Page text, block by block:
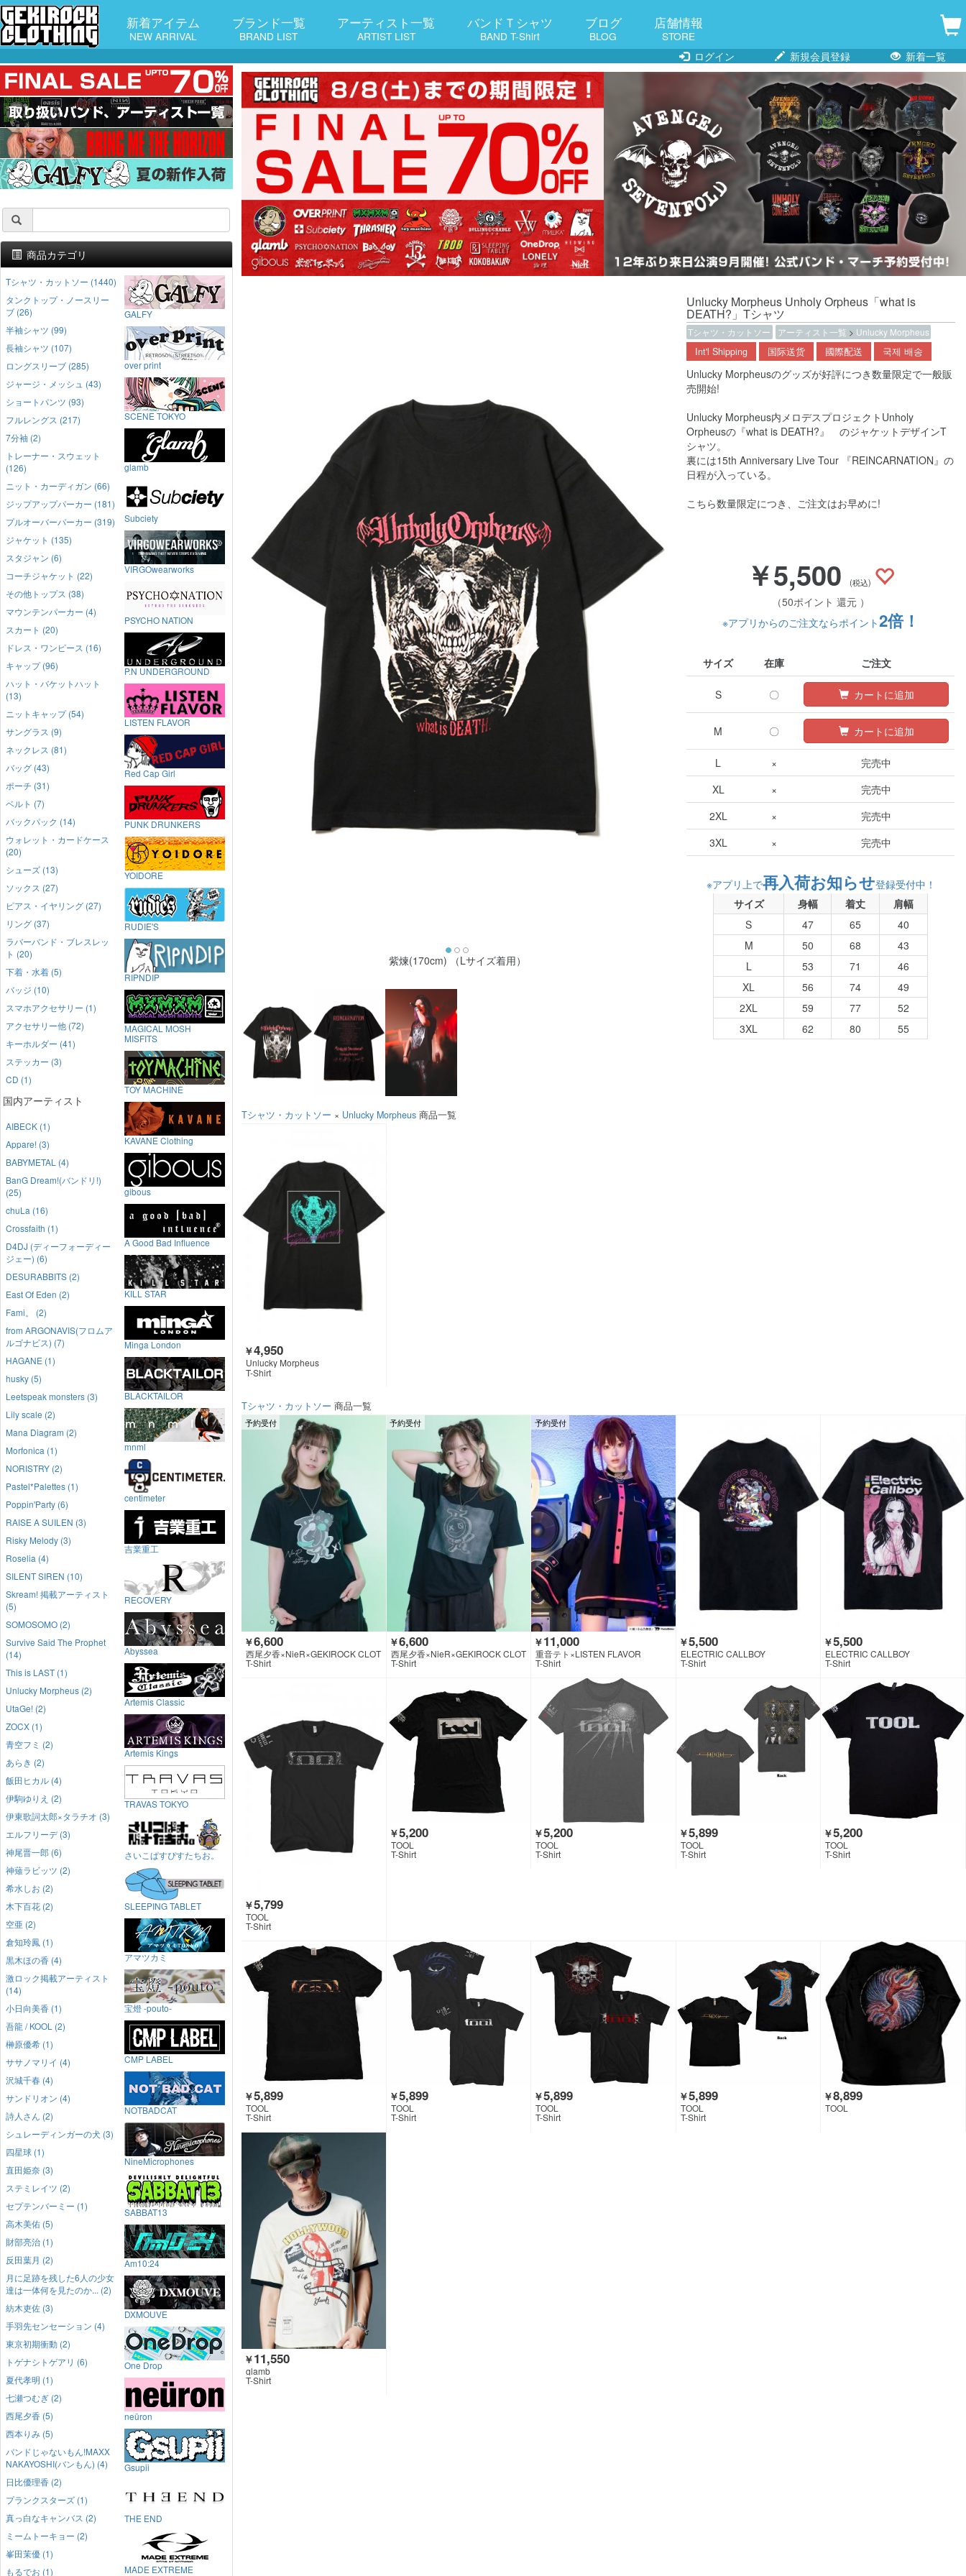
新着アイテム
NEW ARRIVAL
ブランド一覧
BRAND LIST
アーティスト一覧
ARTIST LIST
バンドＴシャツ
BAND T-Shirt
ブログ
BLOG
店舗情報
STORE
ログイン
新規会員登録 新着一覧
紫煉(170cm) （Lサイズ着用）
Unlucky Morpheus Unholy Orpheus「what is
DEATH?」Tシャツ
Tシャツ・カットソー アーティスト一覧 > Unlucky Morpheus
Int'l Shipping 国际送货 國際配送 국제 배송
Unlucky Morpheusのグッズが好評につき数量限定で一般販
売開始!
Unlucky Morpheus内メロデスプロジェクトUnholy
Orpheusの『what is DEATH?』 のジャケットデザインT
シャツ。
裏には15th Anniversary Live Tour 『REINCARNATION』の
日程が入っている。
こちら数量限定につき、ご注文はお早めに!
￥5,500 (税込)
（50ポイント 還元 ）
※アプリからのご注文ならポイント2倍！
サイズ 在庫 ご注文
S 〇 カートに追加
M 〇 カートに追加
L ×
完売中
XL
×
完売中
2XL
×
完売中
3XL
× 完売中
※アプリ上で再入荷お知らせ登録受付中！
サイズ
身幅 着丈
肩幅
S
47 65
40
M
50 68
43
L
53 71
46
XL
56 74
49
2XL
59 77
52
3XL
62 80 55
Tシャツ・カットソー × Unlucky Morpheus 商品一覧
￥4,950
Unlucky Morpheus
T-Shirt
Tシャツ・カットソー 商品一覧
予約受付
￥6,600
西尾夕香×NieR×GEKIROCK CLOT
HING
T-Shirt
予約受付
￥6,600
西尾夕香×NieR×GEKIROCK CLOT
HING
T-Shirt
予約受付
￥11,000
重音テト×LISTEN FLAVOR
T-Shirt
￥5,500
ELECTRIC CALLBOY
T-Shirt
￥5,500
ELECTRIC CALLBOY
T-Shirt
￥5,799
TOOL
T-Shirt
￥5,200
TOOL
T-Shirt
￥5,200
TOOL
T-Shirt
￥5,899
TOOL
T-Shirt
￥5,200
TOOL
T-Shirt
￥5,899
TOOL
T-Shirt
￥5,899
TOOL
T-Shirt
￥5,899
TOOL
T-Shirt
￥5,899
TOOL
T-Shirt
￥8,899
TOOL
￥11,550
glamb
T-Shirt
商品カテゴリ
Tシャツ・カットソー (1440)
タンクトップ・ノースリー
ブ (26)
半袖シャツ (99)
長袖シャツ (107)
ロングスリーブ (285)
ジャージ・メッシュ (43)
ショートパンツ (93)
フルレングス (217)
7分袖 (2)
トレーナー・スウェット
(126)
ニット・カーディガン (66)
ジップアップパーカー (181)
プルオーバーパーカー (319)
ジャケット (135)
スタジャン (6)
コーチジャケット (22)
その他トップス (38)
マウンテンパーカー (4)
スカート (20)
ドレス・ワンピース (16)
キャップ (96)
ハット・バケットハット
(13)
ニットキャップ (54)
サングラス (9)
ネックレス (81)
バッグ (43)
ポーチ (31)
ベルト (7)
バックパック (14)
ウォレット・カードケース
(20)
シューズ (13)
ソックス (27)
ピアス・イヤリング (27)
リング (37)
ラバーバンド・ブレスレッ
ト (20)
下着・水着 (5)
バッジ (10)
スマホアクセサリー (1)
アクセサリー他 (72)
キーホルダー (41)
ステッカー (3)
CD (1)
国内アーティスト
AIBECK (1)
Appare! (3)
BABYMETAL (4)
BanG Dream!(バンドリ!)
(25)
chuLa (16)
Crossfaith (1)
D4DJ (ディーフォーディー
ジェー) (6)
DESURABBITS (2)
East Of Eden (2)
Fami。 (2)
from ARGONAVIS(フロムア
ルゴナビス) (7)
HAGANE (1)
husky (5)
Leetspeak monsters (3)
Lily scale (2)
Mana Diagram (2)
Morfonica (1)
NORISTRY (2)
Pastel*Palettes (1)
Poppin'Party (6)
RAISE A SUILEN (3)
Risky Melody (3)
Roselia (4)
SILENT SIREN (10)
Skream! 掲載アーティスト
(5)
SOMOSOMO (2)
Survive Said The Prophet
(14)
This is LAST (1)
Unlucky Morpheus (2)
UtaGe! (2)
ZOCX (1)
青空フミ (2)
あらき (2)
飯田ヒカル (4)
伊駒ゆりえ (2)
伊東歌詞太郎×タラチオ (3)
エルフリーデ (3)
神尾晋一郎 (6)
神薙ラビッツ (2)
希水しお (2)
木下百花 (2)
空亜 (2)
倉知玲鳳 (1)
黒木ほの香 (4)
激ロック掲載アーティスト
(14)
小日向美香 (1)
吾龍 / KOOL (2)
榊原優希 (1)
ササノマリイ (4)
沢城千春 (4)
サンドリオン (4)
詩人さん (2)
シュレーディンガーの犬 (3)
四星球 (1)
直田姫奈 (3)
ステミレイツ (2)
セプテンバーミー (1)
高木美佑 (5)
財部亮治 (1)
反田葉月 (2)
月に足跡を残した6人の少女
達は一体何を見たのか... (2)
紡木吏佐 (3)
手羽先センセーション (4)
東京初期衝動 (2)
トゲナシトゲアリ (6)
夏代孝明 (1)
七瀬つむぎ (2)
西尾夕香 (5)
西本りみ (5)
バンドじゃないもん!MAXX
NAKAYOSHI(バンもん) (4)
日比優理香 (2)
プランクスターズ (1)
真っ白なキャンバス (2)
ミームトーキョー (2)
峯田茉優 (1)
もるでお (1)
GALFY
over print
SCENE TOKYO
glamb
Subciety
VIRGOwearworks
PSYCHO NATION
P.N UNDERGROUND
LISTEN FLAVOR
Red Cap Girl
PUNK DRUNKERS
YOIDORE
RUDIE'S
RIPNDIP
MAGICAL MOSH
MISFITS
TOY MACHINE
KAVANE Clothing
gibous
A Good Bad Influence
KILL STAR
Minga London
BLACKTAILOR
mnml
centimeter
吉業重工
RECOVERY
Abyssea
Artemis Classic
Artemis Kings
TRAVAS TOKYO
さいこぱすぴすたちお。
SLEEPING TABLET
アマツカミ
宝燈 -pouto-
CMP LABEL
NOTBADCAT
NineMicrophones
SABBAT13
Am10:24
DXMOUVE
One Drop
neüron
Gsupii
THE END
MADE EXTREME